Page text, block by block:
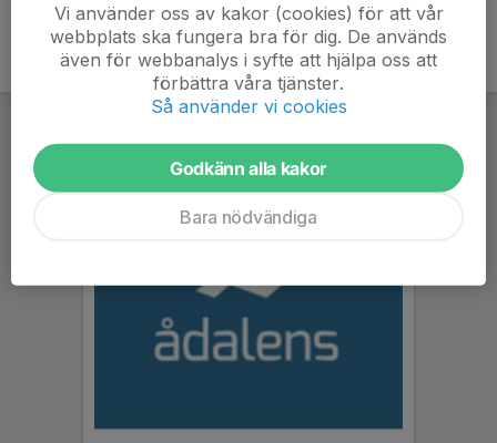
Vi använder oss av kakor (cookies) för att vår
webbplats ska fungera bra för dig. De används
även för webbanalys i syfte att hjälpa oss att
förbättra våra tjänster.
Så använder vi cookies
Godkänn alla kakor
Bara nödvändiga